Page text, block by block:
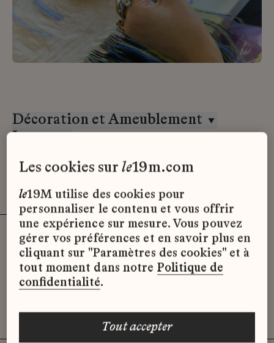
Décoration et Ameublement
Lesage
Désolé, il semble qu’il n’y ait pas
d’offres d’emploi disponibles pour le
moment.
les cookies surle19m.com
le19M utilise des cookies pour
personnaliser le contenu et vous offrir
une expérience sur mesure. Vous pouvez
gérer vos préférences et en savoir plus en
cliquant sur "Paramètres des cookies" et à
tout moment dans notre Politique de
confidentialité.
tout accepter